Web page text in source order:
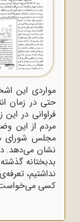
مواردی این
حتی در زمان
فراوانی در
مردم از این
مجلس شورای
بدبختانه
نداشتیم،
کسی می‌خواست